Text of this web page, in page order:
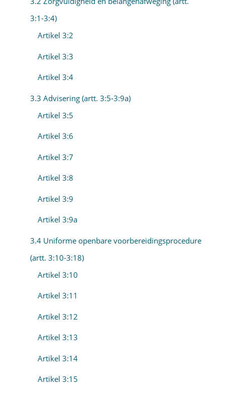
3:1-3:4)
Artikel 3:2
Artikel 3:3
Artikel 3:4
3.3 Advisering (artt. 3:5-3:9a)
Artikel 3:5
Artikel 3:6
Artikel 3:7
Artikel 3:8
Artikel 3:9
Artikel 3:9a
3.4 Uniforme openbare voorbereidingsprocedure
(artt. 3:10-3:18)
Artikel 3:10
Artikel 3:11
Artikel 3:12
Artikel 3:13
Artikel 3:14
Artikel 3:15